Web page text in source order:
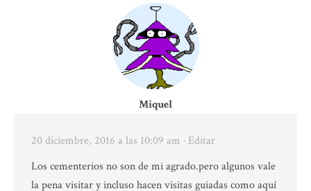
Miquel
20 diciembre, 2016 a las 10:09 am · Editar
Los cementerios no son de mi agrado.pero algunos vale
la pena visitar y incluso hacen visitas guiadas como aquí